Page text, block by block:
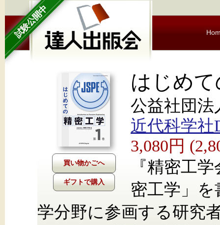
試験公開中
ギフトで購入
はじめ
公益社団法
近代科学社
3,080円
『精密工
密工学」を
学分野に参画する研究